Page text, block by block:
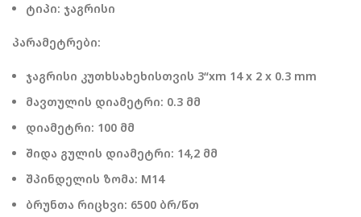
ტიპი: ჯაგრისი
პარამეტრები:
ჯაგრისი კუთხსახეხისთვის 3“xm 14 x 2 x 0.3 mm
მავთულის დიამეტრი: 0.3 მმ
დიამეტრი: 100 მმ
შიდა გულის დიამეტრი: 14,2 მმ
შპინდელის ზომა: M14
ბრუნთა რიცხვი: 6500 ბრ/წთ